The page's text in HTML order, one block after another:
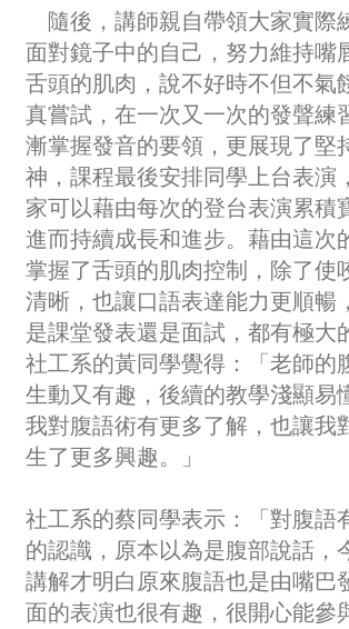
隨後，講師親自帶領大家實際
面對鏡子中的自己，努力維持嘴
舌頭的肌肉，說不好時不但不氣
真嘗試，在一次又一次的發聲練
漸掌握發音的要領，更展現了堅
神，課程最後安排同學上台表演
家可以藉由每次的登台表演累積
進而持續成長和進步。藉由這次
掌握了舌頭的肌肉控制，除了使
清晰，也讓口語表達能力更順暢
是課堂發表還是面試，都有極大
社工系的黃同學覺得：「老師的
生動又有趣，後續的教學淺顯易
我對腹語術有更多了解，也讓我
生了更多興趣。」
社工系的蔡同學表示：「對腹語
的認識，原本以為是腹部說話，
講解才明白原來腹語也是由嘴巴
面的表演也很有趣，很開心能參